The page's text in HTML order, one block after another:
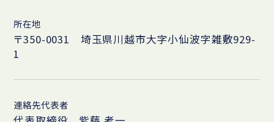
所在地
〒350-0031 埼玉県川越市大字小仙波字雑敷929-
1
連絡先代表者